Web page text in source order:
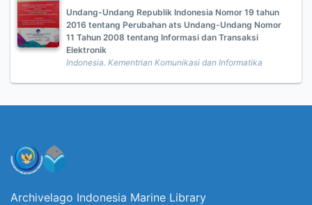
Undang-Undang Republik Indonesia Nomor 19 tahun
2016 tentang Perubahan ats Undang-Undang Nomor
11 Tahun 2008 tentang Informasi dan Transaksi
Elektronik
Indonesia. Kementrian Komunikasi dan Informatika
Archivelago Indonesia Marine Library